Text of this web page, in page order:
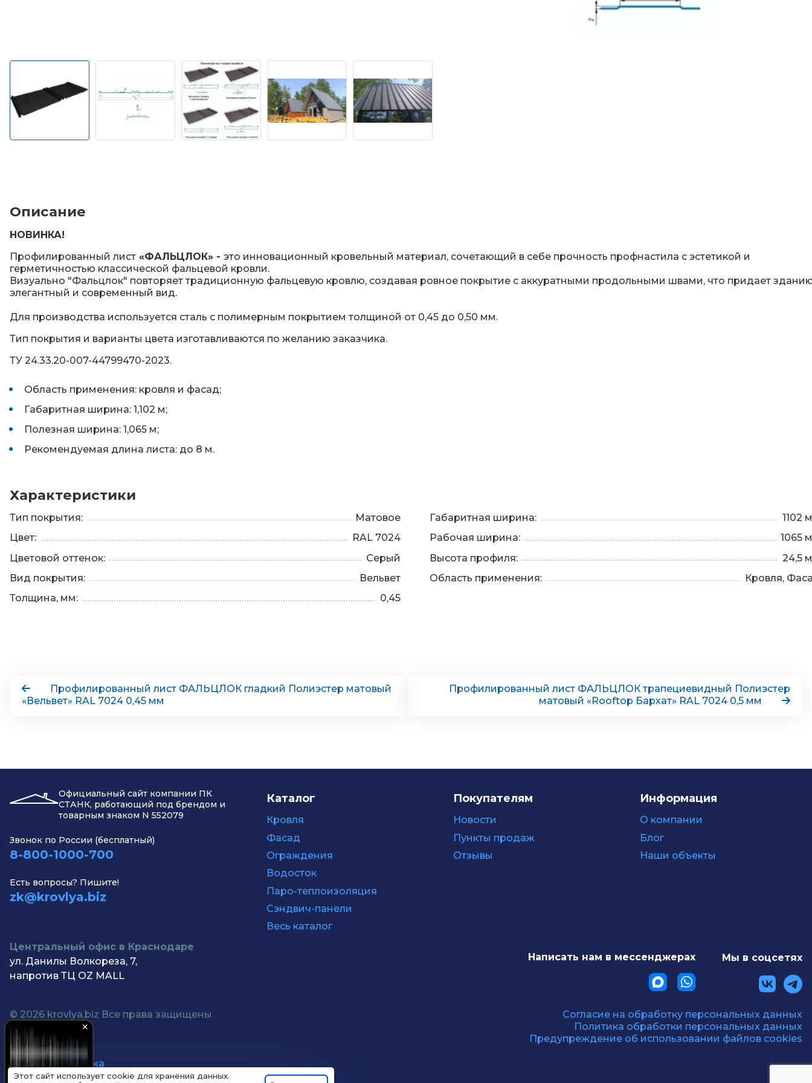
Описание
НОВИНКА!
Профилированный лист «ФАЛЬЦЛОК» - это инновационный кровельный материал, сочетающий в себе прочность профнастила с эстетикой и
герметичностью классической фальцевой кровли.
Визуально "Фальцлок" повторяет традиционную фальцевую кровлю, создавая ровное покрытие с аккуратными продольными швами, что придает
элегантный и современный вид.
Для производства используется сталь с полимерным покрытием толщиной от 0,45 до 0,50 мм.
Тип покрытия и варианты цвета изготавливаются по желанию заказчика.
ТУ 24.33.20-007-44799470-2023.
Область применения: кровля и фасад;
Габаритная ширина: 1,102 м;
Полезная ширина: 1,065 м;
Рекомендуемая длина листа: до 8 м.
Характеристики
Тип покрытия:
Матовое
Цвет:
RAL 7024
Цветовой оттенок:
Серый
Вид покрытия:
Вельвет
Толщина, мм:
0,45
Габаритная ширина:
1102
Рабочая ширина:
1065
Высота профиля:
24,5
Область применения:
Кровля,
Профилированный лист ФАЛЬЦЛОК гладкий Полиэстер матовый
«Вельвет» RAL 7024 0,45 мм
Профилированный лист ФАЛЬЦЛОК трапециевидный Полиэстер
матовый «Rooftop Бархат» RAL 7024 0,5 мм
Официальный сайт компании ПК
СТАНК, работающий под брендом и
товарным знаком N 552079
Звонок по России (бесплатный)
8-800-1000-700
Есть вопросы? Пишите!
zk@krovlya.biz
Каталог
Кровля
Фасад
Ограждения
Водосток
Паро-теплоизоляция
Сэндвич-панели
Весь каталог
Покупателям
Новости
Пункты продаж
Отзывы
Информация
О компании
Блог
Наши объекты
Центральный офис в Краснодаре
ул. Данилы Волкореза, 7,
напротив ТЦ OZ MALL
Написать нам в мессенджерах Мы в соцсетях
© 2026 krovlya.biz Все права защищены
Согласие на обработку персональных данных
Политика обработки персональных данных
Предупреждение об использовании файлов cookies
Этот сайт использует cookie для хранения данных.